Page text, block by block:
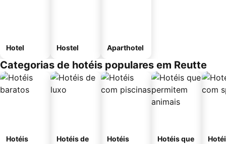
Hotel Hostel Aparthotel
Categorias de hotéis populares em Reutte
Hotéis
Hotéis de
Hotéis
Hotéis que